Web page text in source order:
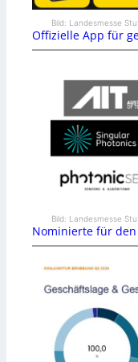
Bild: Landesmesse
Offizielle App für
Bild: Landesmesse
Nominierte für den